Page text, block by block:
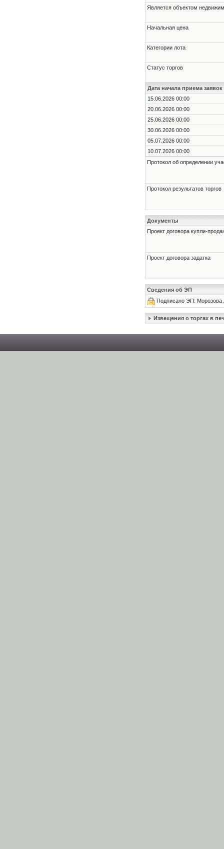
Является объектом
Начальная цена
Категории лота
Статус торгов
Дата начала приема заявок
15.06.2026 00:00
20.06.2026 00:00
25.06.2026 00:00
30.06.2026 00:00
05.07.2026 00:00
10.07.2026 00:00
Протокол об определении
Протокол результатов торгов
Документы
Проект договора купли-
Проект договора задатка
Сведения об ЭП
Подписано ЭП: Морозова
Извещения о торгах в